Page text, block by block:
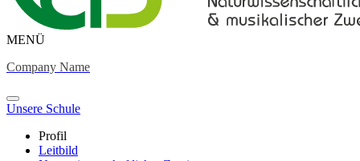
MENÜ
Company Name
Unsere Schule
Profil
Leitbild